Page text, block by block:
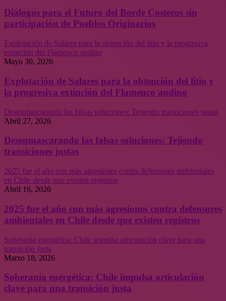
Diálogos para el Futuro del Borde Costeros sin
participación de Pueblos Originarios
Explotación de Salares para la obtención del litio y la progresiva
extinción del Flamenco andino
Mayo 30, 2026
Explotación de Salares para la obtención del litio y
la progresiva extinción del Flamenco andino
Desenmascarando las falsas soluciones: Tejiendo transiciones justas
Abril 27, 2026
Desenmascarando las falsas soluciones: Tejiendo
transiciones justas
2025 fue el año con más agresiones contra defensores ambientales
en Chile desde que existen registros
Abril 16, 2026
2025 fue el año con más agresiones contra defensores
ambientales en Chile desde que existen registros
Soberanía energética: Chile impulsa articulación clave para una
transición justa
Marzo 18, 2026
Soberanía energética: Chile impulsa articulación
clave para una transición justa